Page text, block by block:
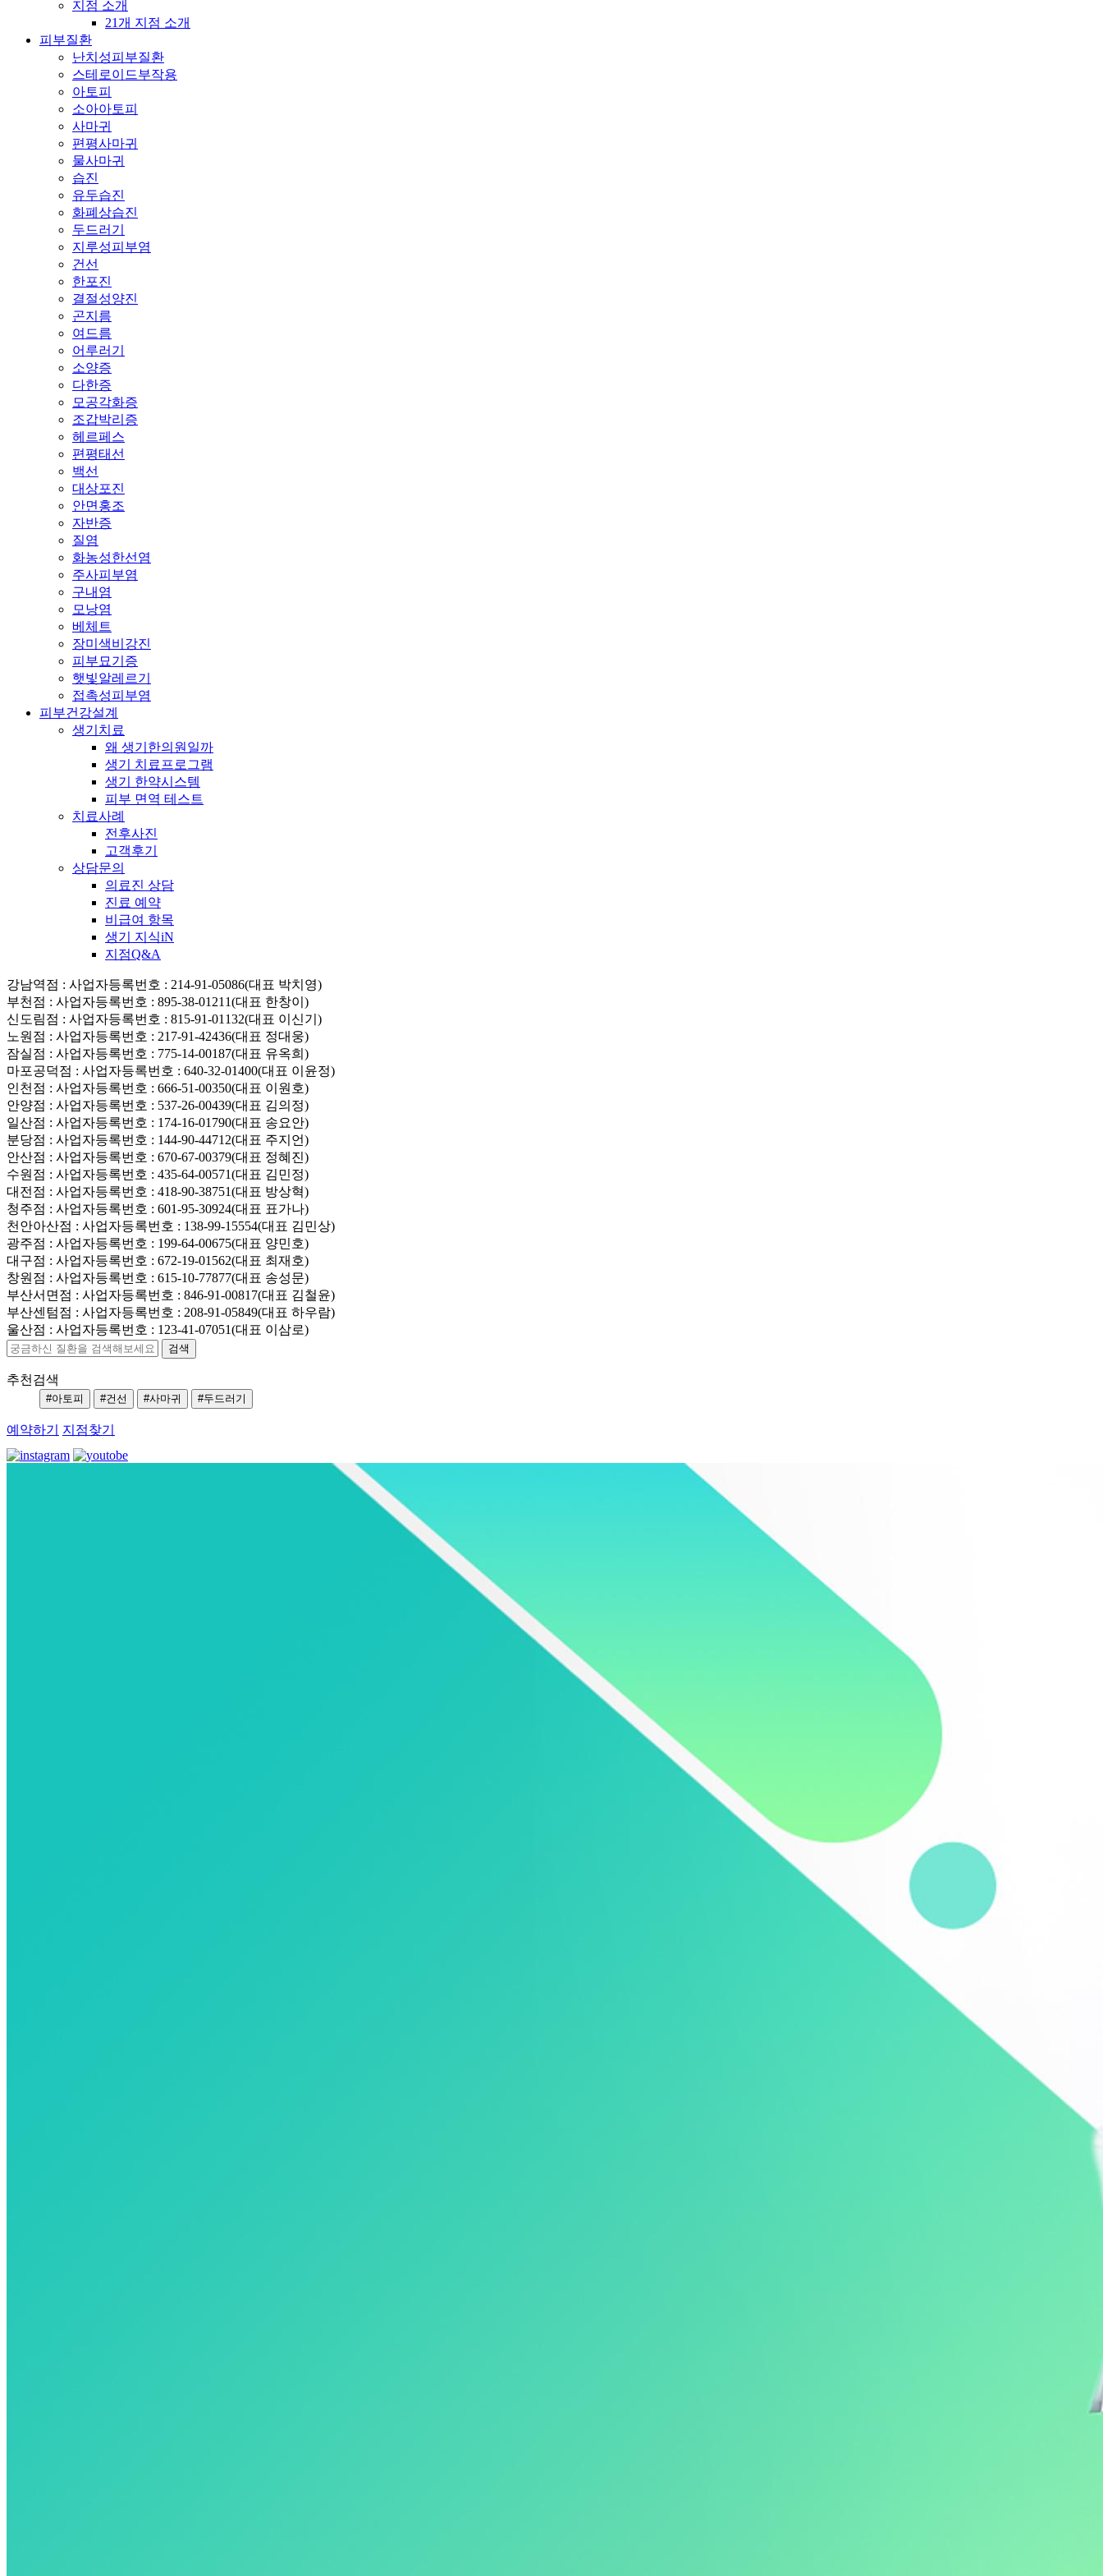
지점 소개
21개 지점 소개
피부질환
난치성피부질환
스테로이드부작용
아토피
소아아토피
사마귀
편평사마귀
물사마귀
습진
유두습진
화폐상습진
두드러기
지루성피부염
건선
한포진
결절성양진
곤지름
여드름
어루러기
소양증
다한증
모공각화증
조갑박리증
헤르페스
편평태선
백선
대상포진
안면홍조
자반증
질염
화농성한선염
주사피부염
구내염
모낭염
베체트
장미색비강진
피부묘기증
햇빛알레르기
접촉성피부염
피부건강설계
생기치료
왜 생기한의원일까
생기 치료프로그램
생기 한약시스템
피부 면역 테스트
치료사례
전후사진
고객후기
상담문의
의료진 상담
진료 예약
비급여 항목
생기 지식iN
지점Q&A
강남역점 : 사업자등록번호 : 214-91-05086(대표 박치영)
부천점 : 사업자등록번호 : 895-38-01211(대표 한창이)
신도림점 : 사업자등록번호 : 815-91-01132(대표 이신기)
노원점 : 사업자등록번호 : 217-91-42436(대표 정대웅)
잠실점 : 사업자등록번호 : 775-14-00187(대표 유옥희)
마포공덕점 : 사업자등록번호 : 640-32-01400(대표 이윤정)
인천점 : 사업자등록번호 : 666-51-00350(대표 이원호)
안양점 : 사업자등록번호 : 537-26-00439(대표 김의정)
일산점 : 사업자등록번호 : 174-16-01790(대표 송요안)
분당점 : 사업자등록번호 : 144-90-44712(대표 주지언)
안산점 : 사업자등록번호 : 670-67-00379(대표 정혜진)
수원점 : 사업자등록번호 : 435-64-00571(대표 김민정)
대전점 : 사업자등록번호 : 418-90-38751(대표 방상혁)
청주점 : 사업자등록번호 : 601-95-30924(대표 표가나)
천안아산점 : 사업자등록번호 : 138-99-15554(대표 김민상)
광주점 : 사업자등록번호 : 199-64-00675(대표 양민호)
대구점 : 사업자등록번호 : 672-19-01562(대표 최재호)
창원점 : 사업자등록번호 : 615-10-77877(대표 송성문)
부산서면점 : 사업자등록번호 : 846-91-00817(대표 김철윤)
부산센텀점 : 사업자등록번호 : 208-91-05849(대표 하우람)
울산점 : 사업자등록번호 : 123-41-07051(대표 이삼로)
추천검색
#아토피 #건선 #사마귀 #두드러기
예약하기 지점찾기